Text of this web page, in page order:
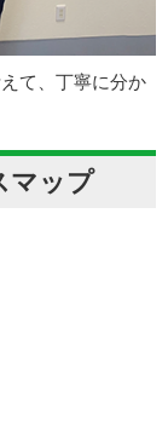
て、丁寧に分か
マップ